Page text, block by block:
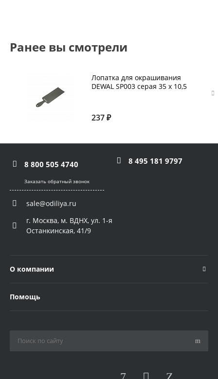
Ранее вы смотрели
Лопатка для окрашивания
DEWAL SP003 серая 35 х 10,5
237 ₽
8 800 505 4740 8 495 181 9797
Заказать обратный звонок
sale@odiliya.ru
г. Москва, м. ВДНХ, ул. 1-я
Останкинская, 41/9
О компании
Помощь